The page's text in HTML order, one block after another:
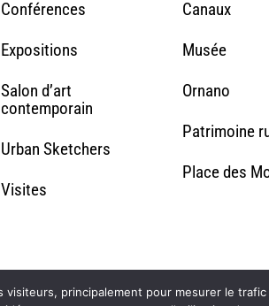
Conférences
Expositions
Salon d’art
contemporain
Urban Sketchers
Visites
Canaux
Musée
Ornano
Patrimoine
Place des
principalement pour mesurer le